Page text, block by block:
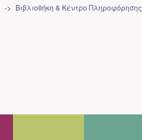
Βιβλιοθήκη & Κέντρο Πληροφόρησης